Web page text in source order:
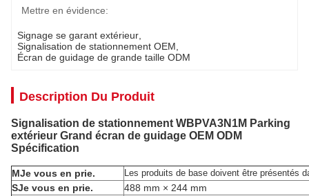
Mettre en évidence:
Signage se garant extérieur
Signalisation de stationnement OEM
Écran de guidage de grande taille ODM
Description Du Produit
Signalisation de stationnement WBPVA3N1M Parking
extérieur Grand écran de guidage OEM ODM
Spécification
MJe vous en prie. Les produits de base doivent être présentés
SJe vous en prie.
488 mm × 244 mm